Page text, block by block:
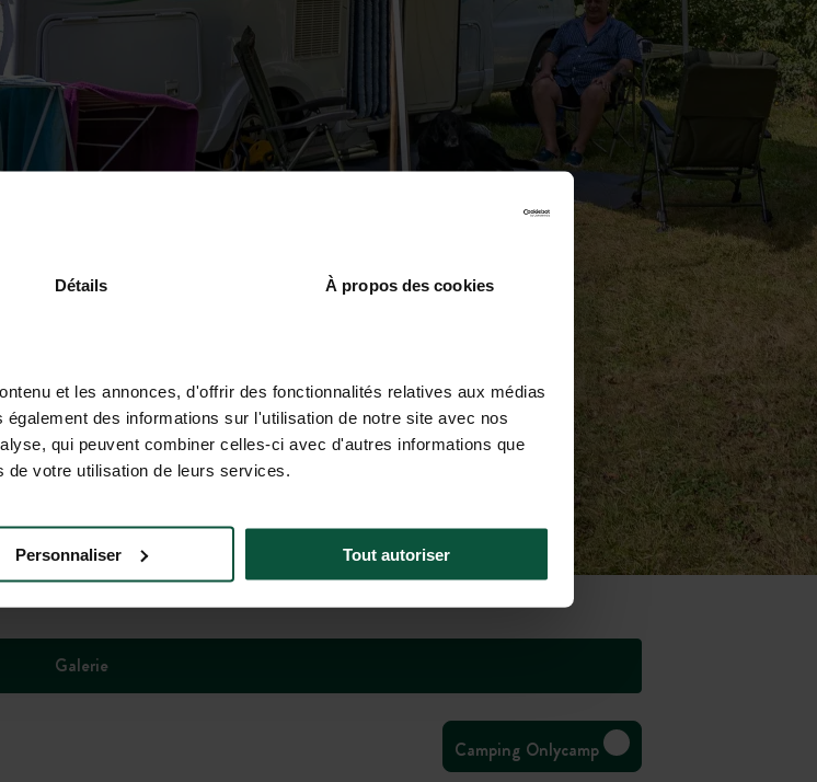
Détails À propos des cookies
et les annonces, d'offrir des fonctionnalités relatives aux médias
des informations sur l'utilisation de notre site avec nos
qui peuvent combiner celles-ci avec d'autres informations que
votre utilisation de leurs services.
Personnaliser Tout autoriser
Galerie
Camping Onlycamp